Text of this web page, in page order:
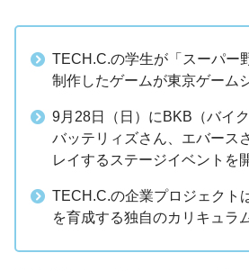
TECH.C.の学生が「スーパー
制作したゲームが東京ゲーム
9月28日（日）にBKB（バイ
バッテリィズさん、エバース
レイするステージイベントを
TECH.C.の企業プロジェクト
を育成する独自のカリキュラ